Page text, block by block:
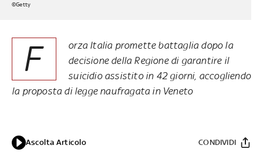
©Getty
F
orza Italia promette battaglia dopo la
decisione della Regione di garantire il
suicidio assistito in 42 giorni, accogliendo
la proposta di legge naufragata in Veneto
Ascolta Articolo
CONDIVIDI